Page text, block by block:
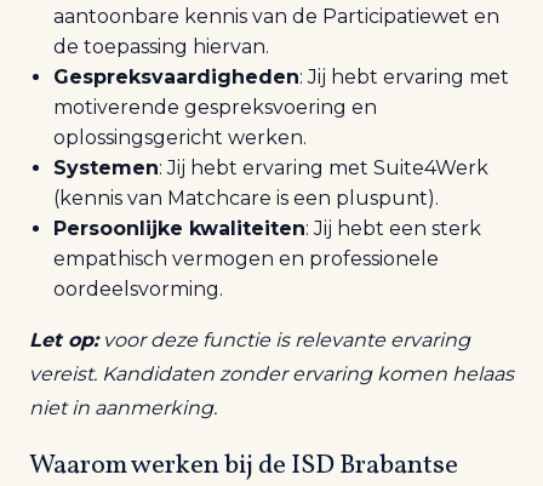
aantoonbare kennis van de Participatiewet en
de toepassing hiervan.
Gespreksvaardigheden: Jij hebt ervaring met
motiverende gespreksvoering en
oplossingsgericht werken.
Systemen: Jij hebt ervaring met Suite4Werk
(kennis van Matchcare is een pluspunt).
Persoonlijke kwaliteiten: Jij hebt een sterk
empathisch vermogen en professionele
oordeelsvorming.
Let op:voor deze functie is relevante ervaring
vereist. Kandidaten zonder ervaring komen helaas
niet in aanmerking.
Waarom werken bij de ISD Brabantse